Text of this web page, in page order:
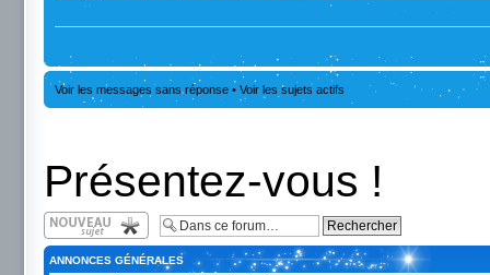
Voir les messages sans réponse • Voir les sujets actifs
Présentez-vous !
Écrire un nouveau
sujet
ANNONCES GÉNÉRALES